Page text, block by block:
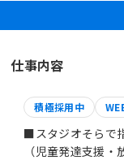
仕事内容
積極採用中
■スタジオそらで
（児童発達支援・